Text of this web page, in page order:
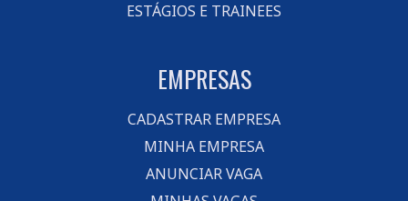
ESTÁGIOS E TRAINEES
EMPRESAS
CADASTRAR EMPRESA
MINHA EMPRESA
ANUNCIAR VAGA